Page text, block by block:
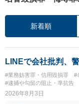
新着順
LINEで会社批判、
#業務妨害罪・信用毀損罪 #
#逮捕や勾留の阻止・準抗告
2026年8月3日